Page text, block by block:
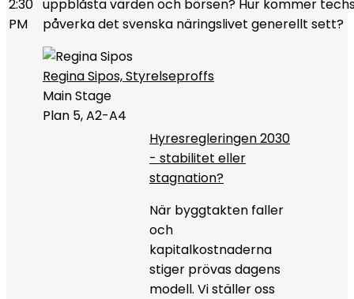
2:30
PM
uppblåsta värden och börsen? Hur kommer
påverka det svenska näringslivet generellt sett?
Regina Sipos, Styrelseproffs
Main Stage
Plan 5, A2-A4
Hyresregleringen 2030
- stabilitet eller
stagnation?
När byggtakten faller
och
kapitalkostnaderna
stiger prövas dagens
modell. Vi ställer oss